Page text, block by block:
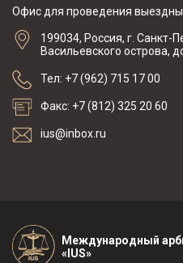
Офис для проведения
199034, Россия, г. Санкт-
Васильевского острова,
Тел: +7 (962) 715 17 00
Факс: +7 (812) 325 20 60
ius@inbox.ru
Международный
«IUS»